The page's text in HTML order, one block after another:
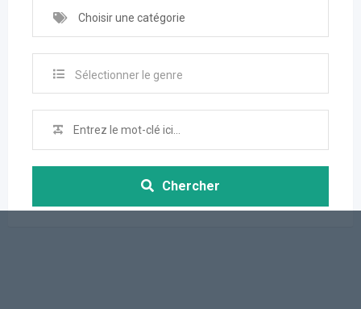
Choisir une catégorie
Sélectionner le genre
Chercher